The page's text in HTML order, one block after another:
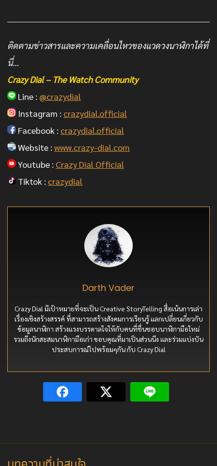
ติดตามข่าวสารและความเคลื่อนไหวของแวดวงนาฬิกาได้ที่
นี่…
Crazy Dial – The Watch Community
Line : @crazydial
Instagram : crazydial.official
Facebook : crazydial.official
Website : www.crazy-dial.com
Youtube : Crazy Dial Official
Tiktok : crazydial
Darth Vader
Crazy Dial มีเป้าหมายที่จะเป็น Creative StoryTelling สื่อเน้นการเล่า
เรื่องเชิงสร้างสรรค์ ที่สามารถสร้างสังคมการเรียนรู้ แลกเปลี่ยนเกี่ยวกับ
ข้อมูลนาฬิกา สร้างแรงบรรดาลใจให้กับคนที่ชื่นชอบนาฬิกามือใหม่
รวมถึงนักสะสมนาฬิกามือเก่า ขอบคุณที่มาเป็นส่วนนึง และร่วมแบ่งบัน
ประสบการณ์ไปพร้อมๆกัน กับ Crazy Dial